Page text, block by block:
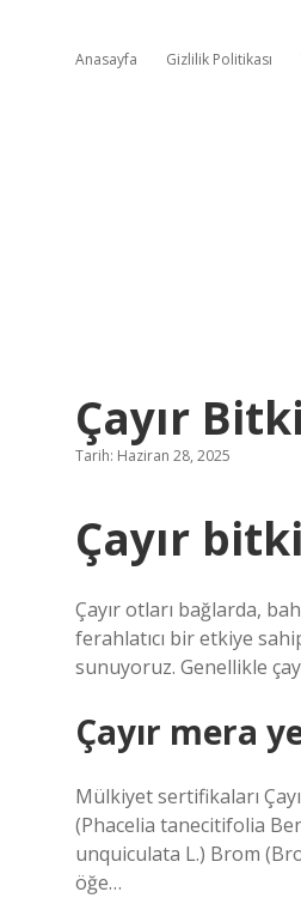
Anasayfa Gizlilik Politikası
Çayır
Tarih: Haziran 28, 2025
Çayır
Çayır otları bağlarda,
ferahlatıcı bir etkiye
sunuyoruz. Genellikle
Çayır mera
Mülkiyet sertifikaları
(Phacelia tanecitifolia
unquiculata L.) Brom
öğe…